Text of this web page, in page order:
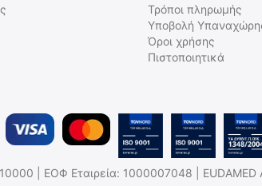
διαθέσιμο
9110101168
Άμεσα διαθέσιμο
Αποστολή σε 1 εως
εργάσιμες
Τρόποι πληρωμής
Υποβολή
Όροι χρήσης
Πιστοποιητικά
| ΕΟΦ Εταιρεία: 1000007048 |